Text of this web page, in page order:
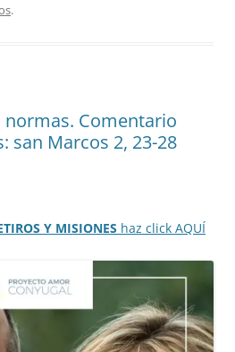
.
Comentario
san Marcos 2, 23-28
Y MISIONES haz click AQUÍ